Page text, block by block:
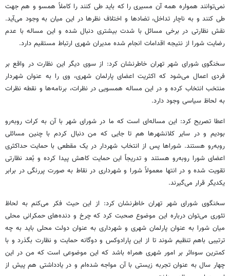
نمی‌توانند همواره همه آن مسیری را که باید طی کنند را کاملاً همسو و هم جهت
طی کنند و به ناچار تداخل، تضادها و اختلاف نظرها در این میان به وجود می‌آید.
نقش نظارتی در برخی مسائل با شدت بیشتری دنبال شده و این مساله با عدم
رضایت شورا از نتیجه اقدامات انجام شده مدیران شهری ارتباط مستقیم دارد.
سخنگوی شورای شهر تهران خاطرنشان کرد: از سوی دیگر این نظارت در واقع بر
فردی اعمال می‌شود که اکثریت اعضای پارلمان شهری، وی را به عنوان شهردار
منتخب انتخاب کرده و در این مساله همسویی در نظرات، برنامه‌ها و نقطه نظرات
به لحاظ سیاسی وجود دارد.
اعطا تصریح کرد: این مساله‌ای است که ما در شورای شهر با آن به کرات روبه‌رو
بودیم و در سایر کلانشهرها هم تا جایی که من دنبال کردم با چنین مسائلی
روبه‌رو هستند. شوراها پس از انتخاب شهردار در یک مقطعی با حمایت حداکثری
اعضای شورا روبه‌رو هستند و تدریجاً این حمایت کاهش پیدا کرده و بُعد نظارتی
تقویت شده و در انتها معمولاً شورا و شهرداری در نقاط به صورت پررنگی در برابر
یکدیگر قرار می‌گیرند.
سخنگوی شورای شهر تهران خاطرنشان کرد: از این حیث فکر می‌کنم به لحاظ
تئوری می‌توان درباره این موضوع صحبت کرد که چرخ و دنده‌های حمکرانی محلی
میان شورا به عنوان پارلمان شهری و شهرداری به عنوان دولت محلی باید به چه
ترتیبی باهم تنظیم شوند تا از این پارادوکس و دوگانه حمایت و نظارت بگذرد و با
کمترین سوءاثر بر امور شهری همراه باشد که این موضوعی است که من در این
چهار سال به عنوان تجربه زیستی با آن مواجه شده‌ام و در یادداشتی هم پیش از